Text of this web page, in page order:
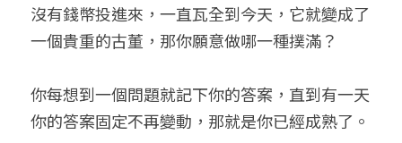
沒有錢幣投進來，一直瓦全到今天，它就變成了
一個貴重的古董，那你願意做哪一種撲滿？
你每想到一個問題就記下你的答案，直到有一天
你的答案固定不再變動，那就是你已經成熟了。